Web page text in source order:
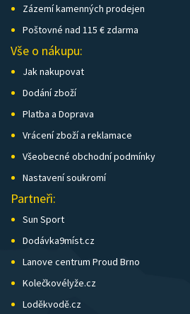
Zázemí kamenných prodejen
Poštovné nad 115 € zdarma
Vše o nákupu:
Jak nakupovat
Dodání zboží
Platba a Doprava
Vrácení zboží a reklamace
Všeobecné obchodní podmínky
Nastavení soukromí
Partneři:
Sun Sport
Dodávka9míst.cz
Lanove centrum Proud Brno
Kolečkovélyže.cz
Loděkvodě.cz